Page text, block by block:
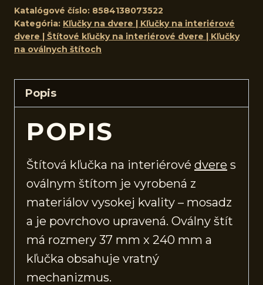
Katalógové číslo: 8584138073522
Kategória: Kľučky na dvere | Kľučky na interiérové
dvere | Štítové kľučky na interiérové dvere | Kľučky
na oválnych štítoch
Popis
POPIS
Štítová kľučka na interiérové dvere s
oválnym štítom je vyrobená z
materiálov vysokej kvality – mosadz
a je povrchovo upravená. Oválny štít
má rozmery 37 mm x 240 mm a
kľučka obsahuje vratný
mechanizmus.